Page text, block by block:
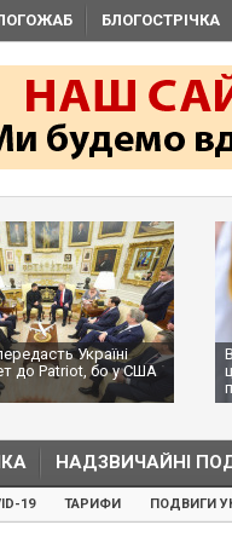
БЛОГОСТРІЧКА
Україні
до Patriot, бо у США
НАДЗВИЧАЙНІ
19 ТАРИФИ ПОДВИГИ